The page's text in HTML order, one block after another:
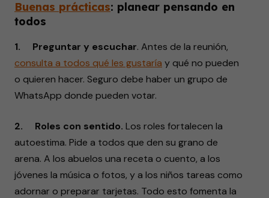
Buenas prácticas: planear pensando en
todos
1. Preguntar y escuchar. Antes de la reunión,
consulta a todos qué les gustaría y qué no pueden
o quieren hacer. Seguro debe haber un grupo de
WhatsApp donde pueden votar.
2. Roles con sentido. Los roles fortalecen la
autoestima. Pide a todos que den su grano de
arena. A los abuelos una receta o cuento, a los
jóvenes la música o fotos, y a los niños tareas como
adornar o preparar tarjetas. Todo esto fomenta la